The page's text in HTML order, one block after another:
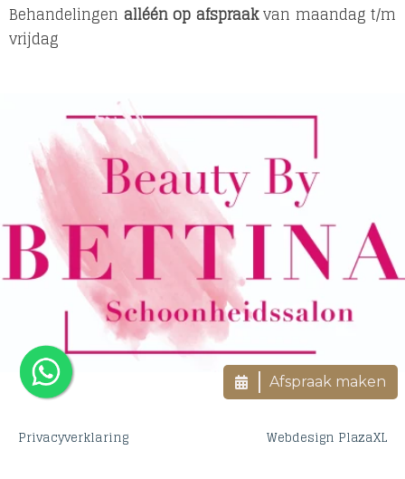
Behandelingen alléén op afspraakvan maandag t/m
vrijdag
Afspraak maken
Privacyverklaring Webdesign PlazaXL